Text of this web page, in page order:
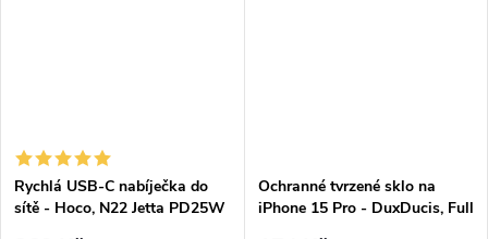
Rychlá USB-C nabíječka do
sítě - Hoco, N22 Jetta PD25W
Ochranné tvrzené sklo na
iPhone 15 Pro - DuxDucis, Full